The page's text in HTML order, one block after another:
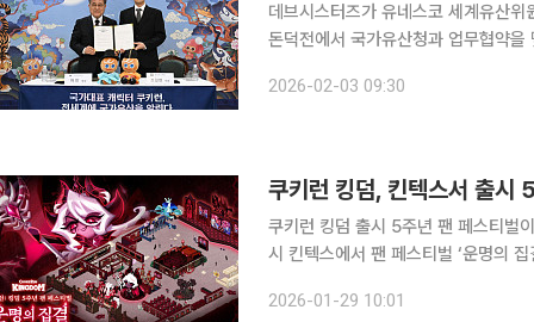
데브시스터즈가 유네스코 세계유산위원회 회의
돈덕전에서 국가유산청과 업무협약
해 세계유산으로 등재된 우리 국가유
2026-02-03 09:30
쿠키런 킹덤, 킨텍스서 출시
쿠키런 킹덤 출시 5주년 팬 페스티벌이 열린다. 데브시스터즈는 31일부터 내
시 킨텍스에서 팬 페스티벌 ‘운명의 집결’을 개최한
규모의 오프라인 팬 축제다. 4주년 기
2026-01-29 10:01